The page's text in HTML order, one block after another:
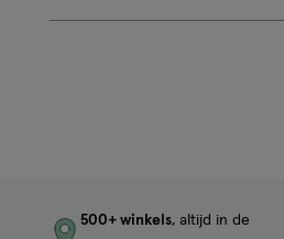
500+ winkels, altijd in de